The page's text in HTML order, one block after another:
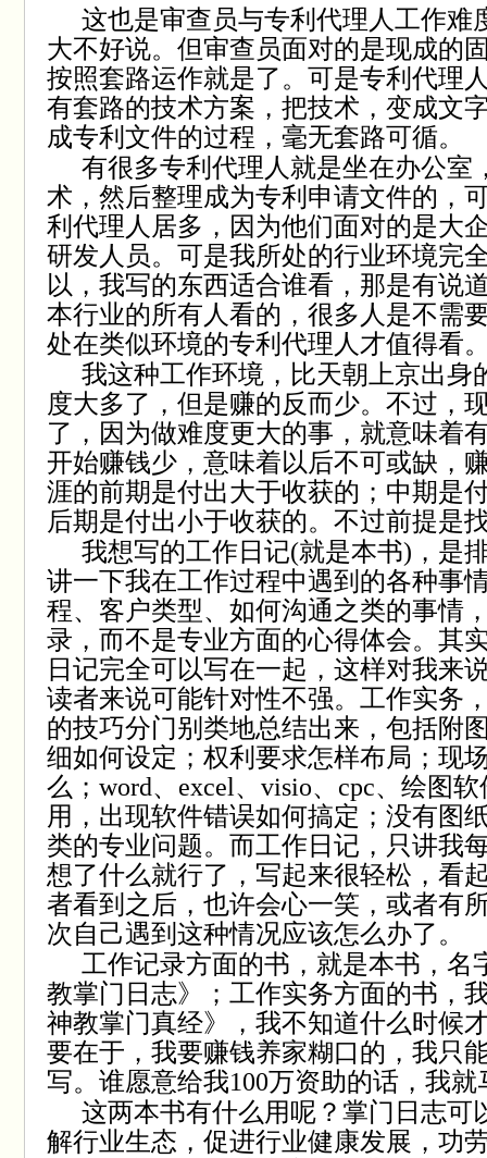
这也是审查员与专利代理人工作难
大不好说。但审查员面对的是现成的
按照套路运作就是了。可是专利代理
有套路的技术方案，把技术，变成文
成专利文件的过程，毫无套路可循。
有很多专利代理人就是坐在办公室
术，然后整理成为专利申请文件的，
利代理人居多，因为他们面对的是大
研发人员。可是我所处的行业环境完
以，我写的东西适合谁看，那是有说
本行业的所有人看的，很多人是不需
处在类似环境的专利代理人才值得看
我这种工作环境，比天朝上京出身
度大多了，但是赚的反而少。不过，
了，因为做难度更大的事，就意味着
开始赚钱少，意味着以后不可或缺，
涯的前期是付出大于收获的；中期是
后期是付出小于收获的。不过前提是
我想写的工作日记(就是本书) ，是
讲一下我在工作过程中遇到的各种事
程、客户类型、如何沟通之类的事情
录，而不是专业方面的心得体会。其
日记完全可以写在一起，这样对我来
读者来说可能针对性不强。工作实务
的技巧分门别类地总结出来，包括附
细如何设定；权利要求怎样布局；现
么； word、 excel、 visio、 cpc、绘图
用，出现软件错误如何搞定；没有图
类的专业问题。而工作日记，只讲我
想了什么就行了，写起来很轻松，看
者看到之后，也许会心一笑，或者有
次自己遇到这种情况应该怎么办了。
工作记录方面的书，就是本书，名
教掌门日志》；工作实务方面的书，
神教掌门真经》，我不知道什么时候
要在于，我要赚钱养家糊口的，我只
写。谁愿意给我100万资助的话，我就
这两本书有什么用呢？掌门日志可
解行业生态，促进行业健康发展，功